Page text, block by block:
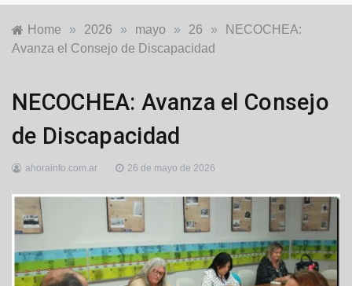
Home » 2026 » mayo » 26 »
NECOCHEA:
Avanza el Consejo de Discapacidad
Destacadas ,
Locales ,
Política
NECOCHEA: Avanza el Consejo
de Discapacidad
ahorainfo.com.ar 26 de mayo de 2026